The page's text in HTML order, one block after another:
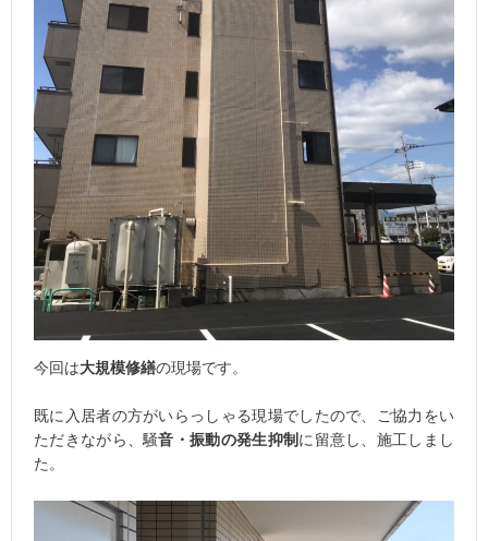
今回は大規模修繕の現場です。
既に入居者の方がいらっしゃる現場でしたので、ご協力をい
ただきながら、騒音・振動の発生抑制 に留意し、施工しまし
た。